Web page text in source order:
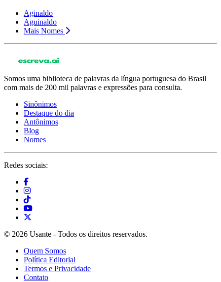
Aginaldo
Aguinaldo
Mais Nomes
Somos uma biblioteca de palavras da língua portuguesa do Brasil
com mais de 200 mil palavras e expressões para consulta.
Sinônimos
Destaque do dia
Antônimos
Blog
Nomes
Redes sociais:
© 2026 Usante - Todos os direitos reservados.
Quem Somos
Política Editorial
Termos e Privacidade
Contato